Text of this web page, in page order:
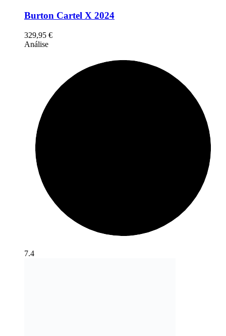
Burton Cartel X 2024
329,95 €
Análise
7.4